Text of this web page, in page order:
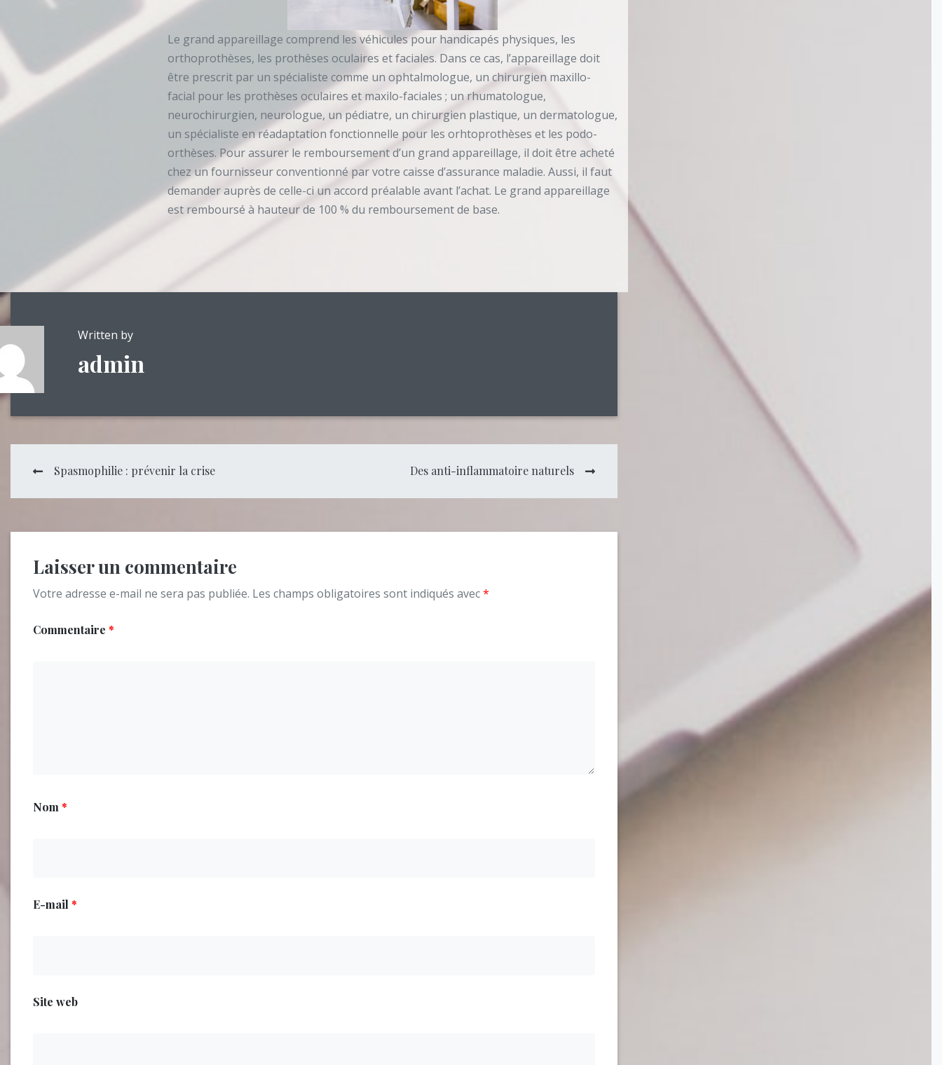
Le grand appareillage comprend les véhicules pour handicapés physiques, les
orthoprothèses, les prothèses oculaires et faciales. Dans ce cas, l’appareillage doit
être prescrit par un spécialiste comme un ophtalmologue, un chirurgien maxillo-
facial pour les prothèses oculaires et maxilo-faciales ; un rhumatologue,
neurochirurgien, neurologue, un pédiatre, un chirurgien plastique, un dermatologue,
un spécialiste en réadaptation fonctionnelle pour les orhtoprothèses et les podo-
orthèses. Pour assurer le remboursement d’un grand appareillage, il doit être acheté
chez un fournisseur conventionné par votre caisse d’assurance maladie. Aussi, il faut
demander auprès de celle-ci un accord préalable avant l’achat. Le grand appareillage
est remboursé à hauteur de 100 % du remboursement de base.
Written by
admin
Navigation
de
l’article
Spasmophilie : prévenir la crise Des anti-inflammatoire naturels
Laisser un commentaire
Votre adresse e-mail ne sera pas publiée. Les champs obligatoires sont indiqués avec*
Commentaire *
Nom*
E-mail*
Site web